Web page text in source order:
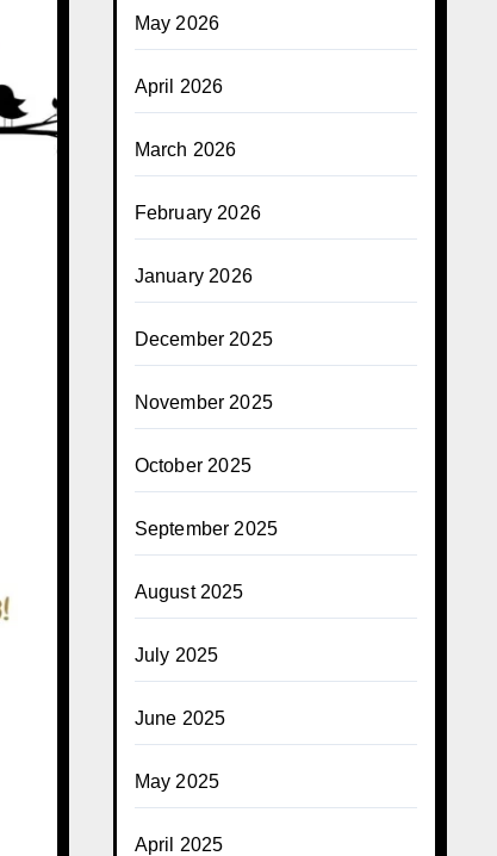
May 2026
April 2026
March 2026
February 2026
January 2026
December 2025
November 2025
October 2025
September 2025
August 2025
July 2025
June 2025
May 2025
April 2025